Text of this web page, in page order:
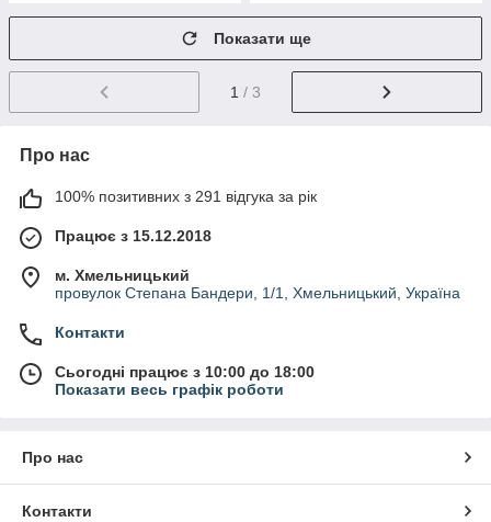
Показати ще
1 / 3
Про нас
100% позитивних з 291 відгука за рік
Працює з 15.12.2018
м. Хмельницький
провулок Степана Бандери, 1/1, Хмельницький, Україна
Контакти
Сьогодні працює з 10:00 до 18:00
Показати весь графік роботи
Про нас
Контакти